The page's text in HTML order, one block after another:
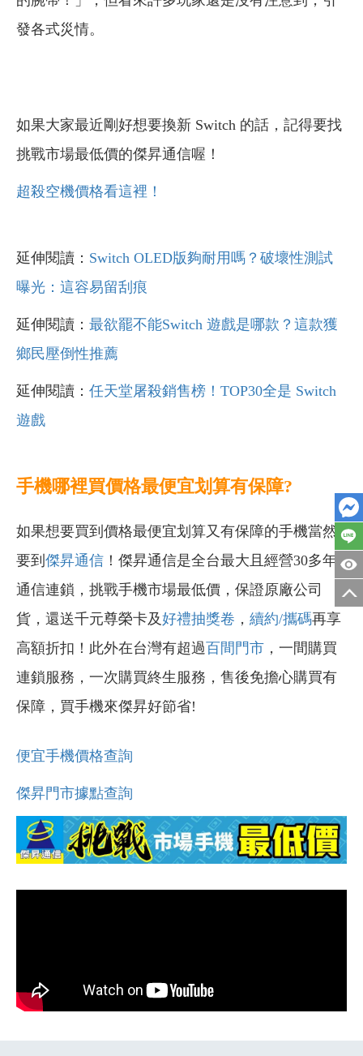
發各式災情。
如果大家最近剛好想要換新 Switch 的話，記得要找
挑戰市場最低價的傑昇通信喔！
超殺空機價格看這裡！
延伸閱讀： Switch OLED版夠耐用嗎？破壞性測試
曝光：這容易留刮痕
延伸閱讀： 最欲罷不能Switch 遊戲是哪款？這款獲
鄉民壓倒性推薦
延伸閱讀： 任天堂屠殺銷售榜！TOP30全是 Switch
遊戲
手機哪裡買價格最便宜划算有保障?
如果想要買到價格最便宜划算又有保障的手機當然
要到 傑昇通信 ！傑昇通信是全台最大且經營30多年
通信連鎖，挑戰手機市場最低價，保證原廠公司
貨，還送千元尊榮卡及好禮抽獎卷 ， 續約/攜碼再享
高額折扣！此外在台灣有超過百間門市 ，一間購買
連鎖服務，一次購買終生服務，售後免擔心購買有
保障，買手機來傑昇好節省!
便宜手機價格查詢
傑昇門市據點查詢